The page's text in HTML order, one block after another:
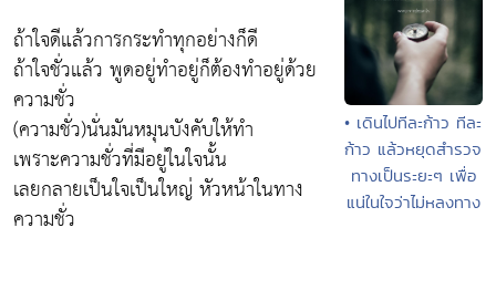
ถ้าใจดีแล้วการกระทำทุกอย่างก็ดี
ถ้าใจชั่วแล้ว พูดอยู่ทำอยู่ก็ต้องทำอยู่ด้วย
ความชั่ว
(ความชั่ว)นั่นมันหมุนบังคับให้ทำ
เพราะความชั่วที่มีอยู่ในใจนั้น
เลยกลายเป็นใจเป็นใหญ่ หัวหน้าในทาง
ความชั่ว
• เดินไปทีละก้าว ทีละ
ก้าว แล้วหยุดสำรวจ
ทางเป็นระยะๆ เพื่อ
แน่ในใจว่าไม่หลงทาง